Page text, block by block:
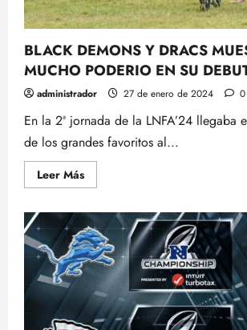
BLACK DEMONS Y DRACS
MUCHO PODERIO EN SU
administrador 27 de enero de 2024 0
En la 2ª jornada de la LNFA’24 llegaba
de los grandes favoritos al...
Leer MásLeer
más
BLACK
DEMONS
Y
DRACS
MUESTRAN
MUCHO
PODERIO
EN
SU
DEBUT